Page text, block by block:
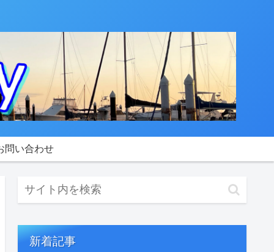
問い合わせ
新着記事